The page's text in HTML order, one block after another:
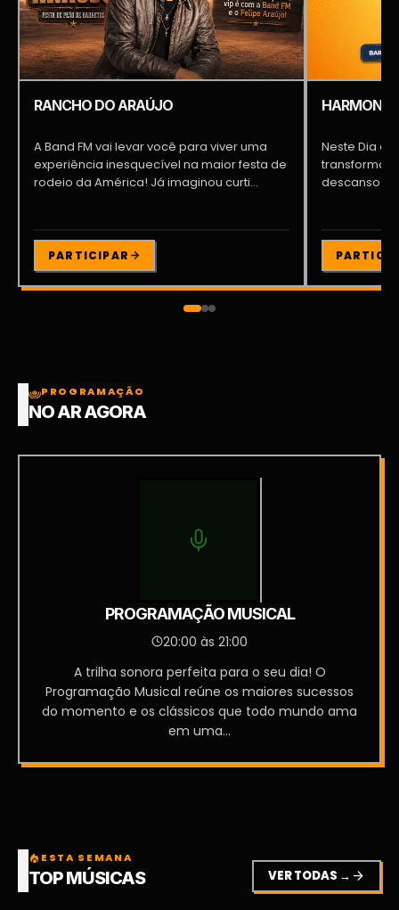
RANCHO DO ARAÚJO
A Band FM vai levar você para viver uma
experiência inesquecível na maior festa de
rodeio da América! Já imaginou curti...
PARTICIPAR
Neste Dia
transformar
descanso
PROGRAMAÇÃO
NO AR AGORA
PROGRAMAÇÃO MUSICAL
20:00 às 21:00
A trilha sonora perfeita para o seu dia! O
Programação Musical reúne os maiores sucessos
do momento e os clássicos que todo mundo ama
em uma...
local_fire_department ESTA SEMANA
TOP MÚSICAS VER TODAS → arrow_forward